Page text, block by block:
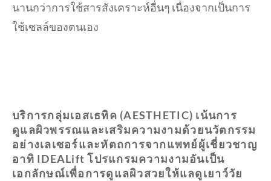
นานกว่าการใช้สารสังเคราะห์อื่นๆ เนื่องจากเป็นการ
ใช้เซลล์ของตนเอง
บริการกลุ่มเอสเธทิค (AESTHETIC) เน้นการ
ดูแลผิวพรรณและเสริมความงามด้วยนวัตกรรม
อย่างเลเซอร์และหัตถการจากแพทย์ผู้เชี่ยวชาญ
อาทิ IDEALift โปรแกรมความงามอันเป็น
เอกลักษณ์เพื่อการดูแลผิวสวยให้แลดูเยาว์วัย